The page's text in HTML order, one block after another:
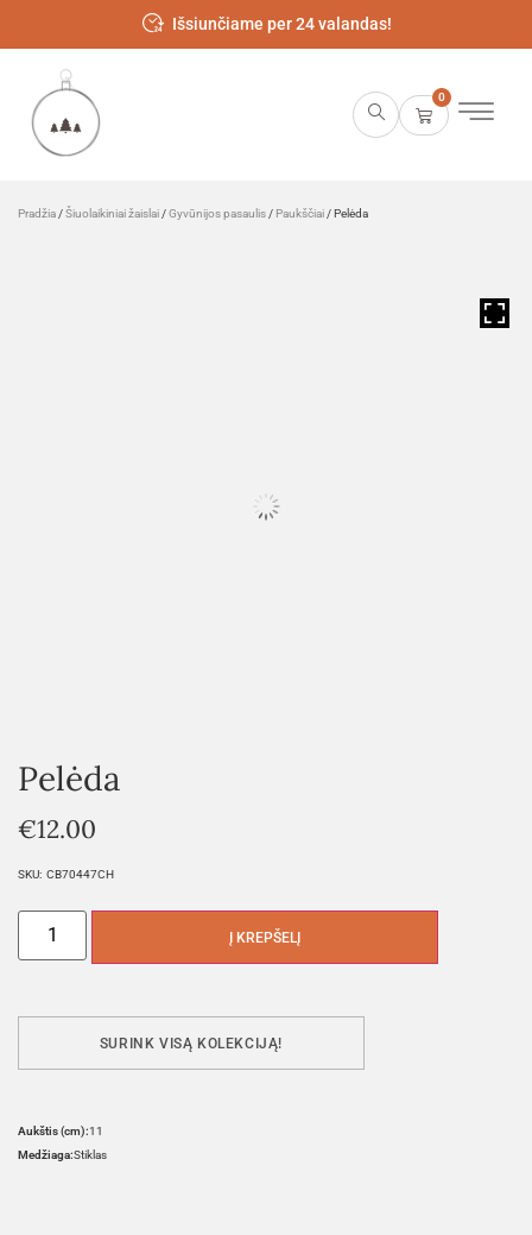
Išsiunčiame per 24 valandas!
0
Pradžia /Šiuolaikiniai žaislai /Gyvūnijos pasaulis / Paukščiai / Pelėda
Pelėda
€12.00
SKU: CB70447CH
Į KREPŠELĮ
SURINK VISĄ KOLEKCIJĄ!
Aukštis (cm):11
Medžiaga:Stiklas